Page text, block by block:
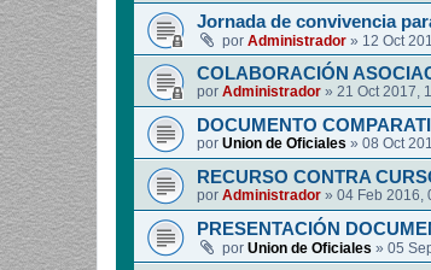
Jornada de convivencia
por Administrador » 12 Oct
COLABORACIÓN
por Administrador » 21 Oct 2017,
DOCUMENTO
por Union de Oficiales » 08 Oct
RECURSO CONTRA
por Administrador » 04 Feb 2016,
PRESENTACIÓN
por Union de Oficiales » 05